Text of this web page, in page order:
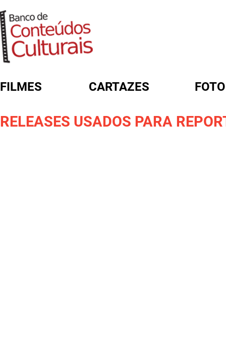
FILMES CARTAZES
RELEASES USADOS PARA
FORMULÁRIO DE BUSCA